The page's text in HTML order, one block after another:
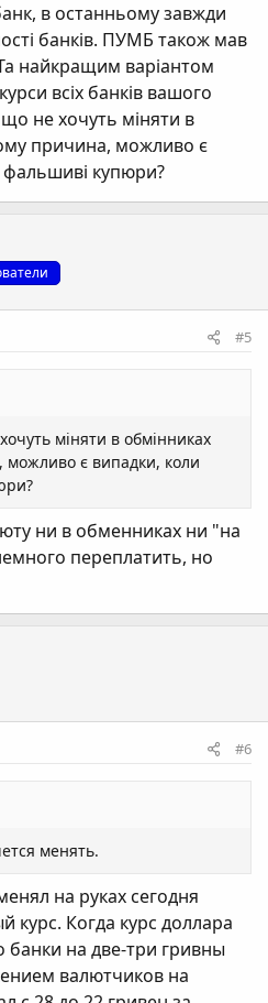
в останньому завжди
банків. ПУМБ також мав
найкращим варіантом
всіх банків вашого
що не хочуть міняти в
причина, можливо є
купюри?
#5
міняти в обмінниках
є випадки, коли
ни в обменниках ни "на
переплатить, но
#6
менять.
на руках сегодня
Когда курс доллара
на две-три гривны
валютчиков на